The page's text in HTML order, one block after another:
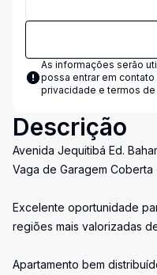
As informações serão
possa entrar em
privacidade e termos
Descrição
Avenida Jequitibá Ed.
Vaga de Garagem Coberta
Excelente oportunidade
regiões mais valorizadas
Apartamento bem